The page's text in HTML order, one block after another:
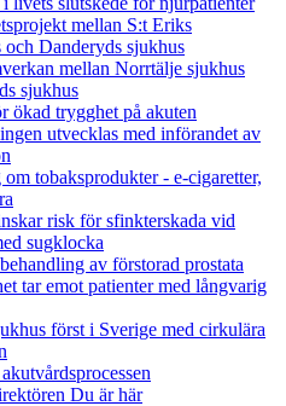
mellan S:t Eriks
Danderyds sjukhus
mellan Norrtälje sjukhus
sjukhus
ökad trygghet på akuten
utvecklas med införandet av
tobaksprodukter - e-cigaretter,
risk för sfinkterskada vid
sugklocka
av förstorad prostata
tar emot patienter med långvarig
först i Sverige med cirkulära
Du är här